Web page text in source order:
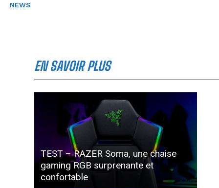
NEWS
EN SAVOIR PLUS
TEST – RAZER Soma, une chaise
gaming RGB surprenante et
confortable